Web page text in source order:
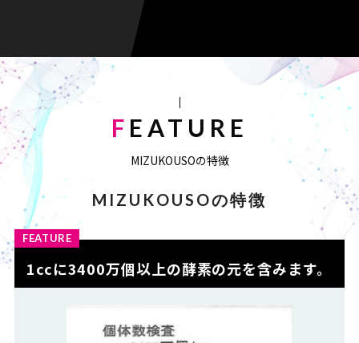
FEATURE
MIZUKOUSOの特徴
MIZUKOUSOの特徴
FEATURE
1ccに3400万個以上の酵素の元を含みます。